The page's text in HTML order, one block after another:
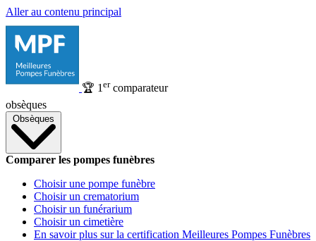
Aller au contenu principal
🏆 1 ercomparateur
obsèques
Obsèques
Comparer les pompes funèbres
Choisir une pompe funèbre
Choisir un crematorium
Choisir un funérarium
Choisir un cimetière
En savoir plus sur la certification Meilleures Pompes Funèbres